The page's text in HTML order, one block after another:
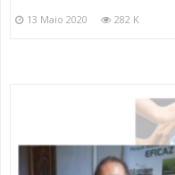
13 Maio 2020 282 K